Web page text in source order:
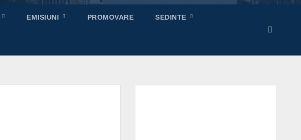
EMISIUNI PROMOVARE SEDINTE